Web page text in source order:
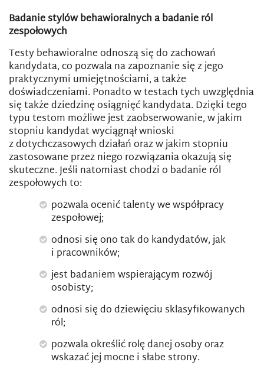
Badanie stylów behawioralnych a badanie ról
zespołowych
Testy behawioralne odnoszą się do zachowań
kandydata, co pozwala na zapoznanie się z jego
praktycznymi umiejętnościami, a także
doświadczeniami. Ponadto w testach tych uwzględnia
się także dziedzinę osiągnięć kandydata. Dzięki tego
typu testom możliwe jest zaobserwowanie, w jakim
stopniu kandydat wyciągnął wnioski
z dotychczasowych działań oraz w jakim stopniu
zastosowane przez niego rozwiązania okazują się
skuteczne. Jeśli natomiast chodzi o badanie ról
zespołowych to:
pozwala ocenić talenty we współpracy
zespołowej;
odnosi się ono tak do kandydatów, jak
i pracowników;
jest badaniem wspierającym rozwój
osobisty;
odnosi się do dziewięciu sklasyfikowanych
ról;
pozwala określić rolę danej osoby oraz
wskazać jej mocne i słabe strony.